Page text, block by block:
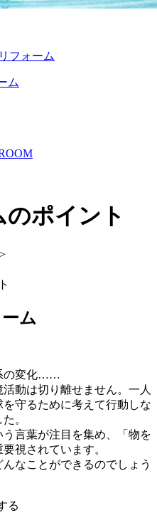
ム
ポイント
>
ム
の変化……
動は切り離せません。一人
守るために考えて行動しな
。
言葉が注目を集め、「物を
視されています。
なことができるのでしょう
る